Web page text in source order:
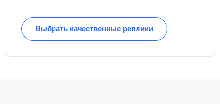
Выбрать качественные реплики